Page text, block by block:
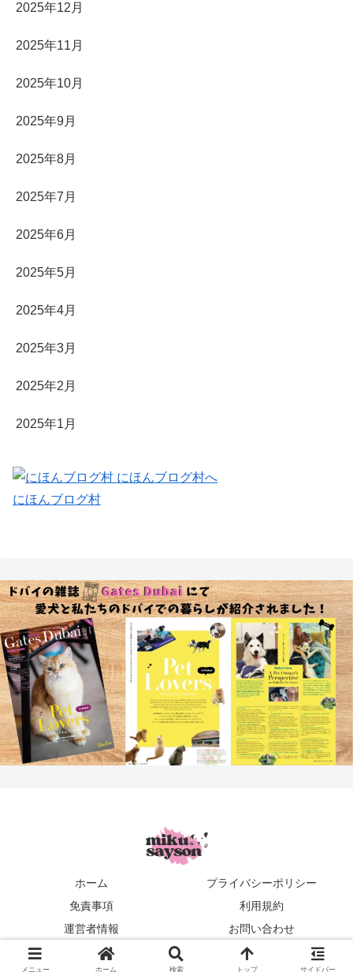
2025年12月
2025年11月
2025年10月
2025年9月
2025年8月
2025年7月
2025年6月
2025年5月
2025年4月
2025年3月
2025年2月
2025年1月
にほんブログ村
ホーム
プライバシーポリシー
免責事項
利用規約
運営者情報
お問い合わせ
mikusayson
メニュー ホーム 検索 トップ サイドバー